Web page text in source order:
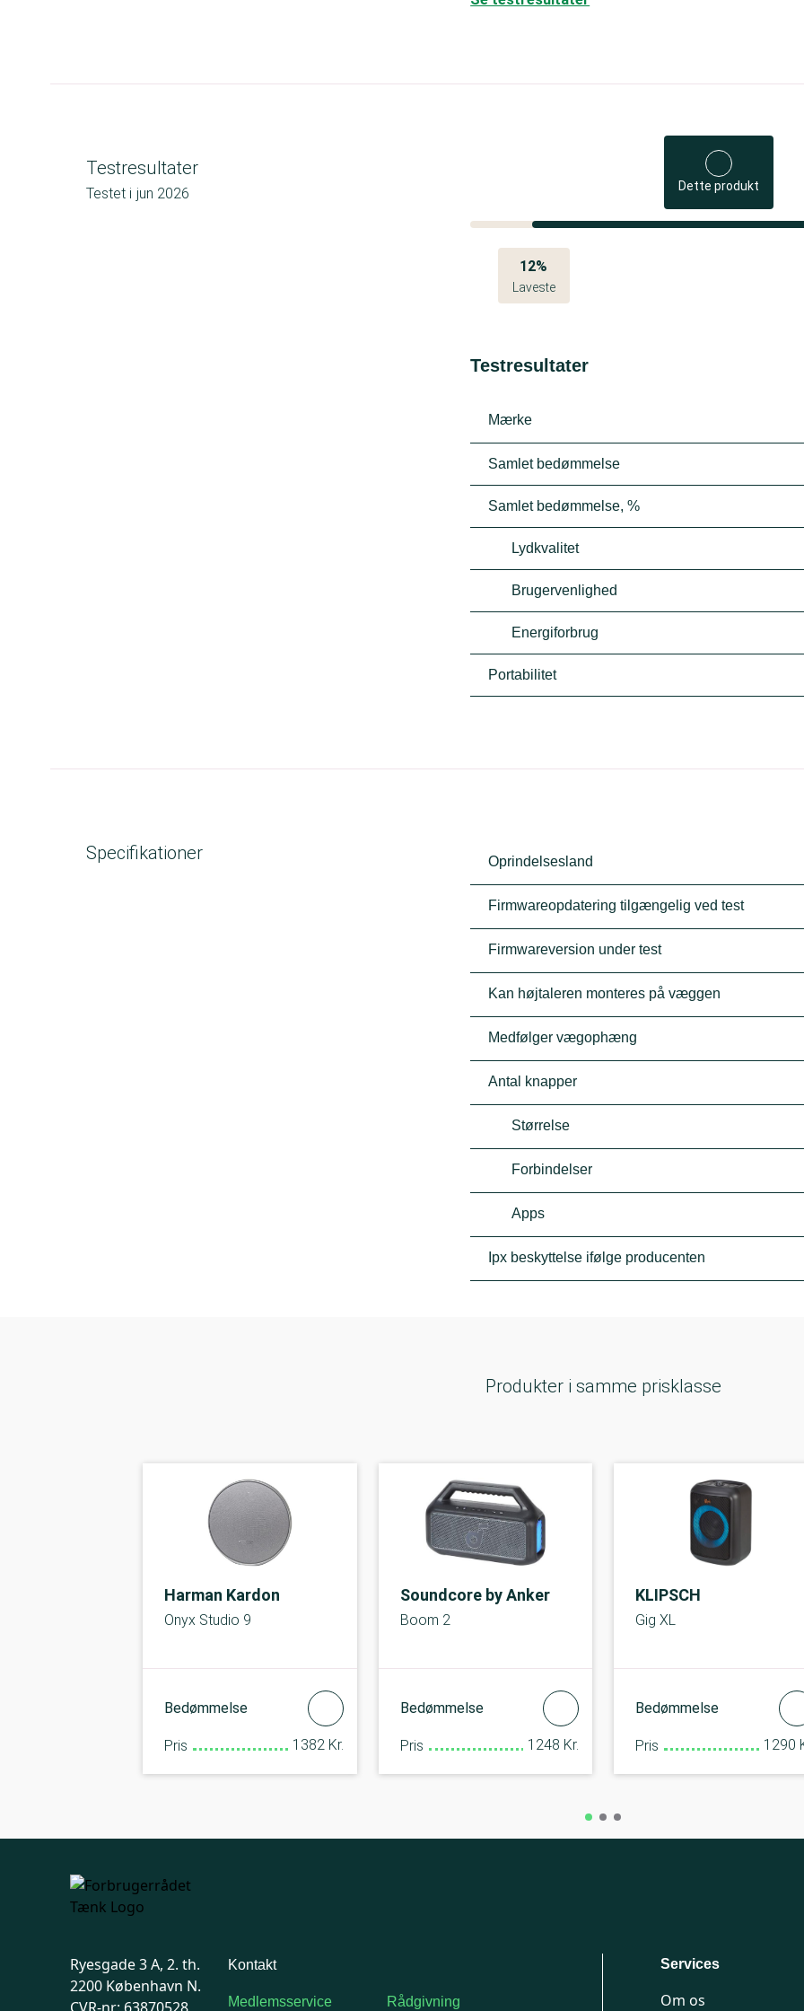
Testresultater
Testet i jun 2026 Dette produkt
12%
Laveste
Testresultater
Mærke
Samlet bedømmelse
Samlet bedømmelse, %
Lydkvalitet
Brugervenlighed
Energiforbrug
Portabilitet
Specifikationer Oprindelsesland
Firmwareopdatering tilgængelig ved test
Firmwareversion under test
Kan højtaleren monteres på væggen
Medfølger vægophæng
Antal knapper
Størrelse
Forbindelser
Apps
Ipx beskyttelse ifølge producenten
Produkter i samme prisklasse
Harman Kardon
Onyx Studio 9
Bedømmelse
Pris 1382 Kr.
Soundcore by Anker
Boom 2
Bedømmelse
Pris 1248 Kr.
KLIPSCH
Gig XL
Bedømmelse
Pris 1290
Ryesgade 3 A, 2. th.
2200 København N.
Kontakt
Medlemsservice Rådgivning
Services
Om os